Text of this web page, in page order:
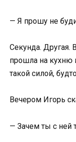
— Я прошу не
Секунда. Другая.
прошла на кухню
такой силой,
Вечером Игорь
— Зачем ты с ней